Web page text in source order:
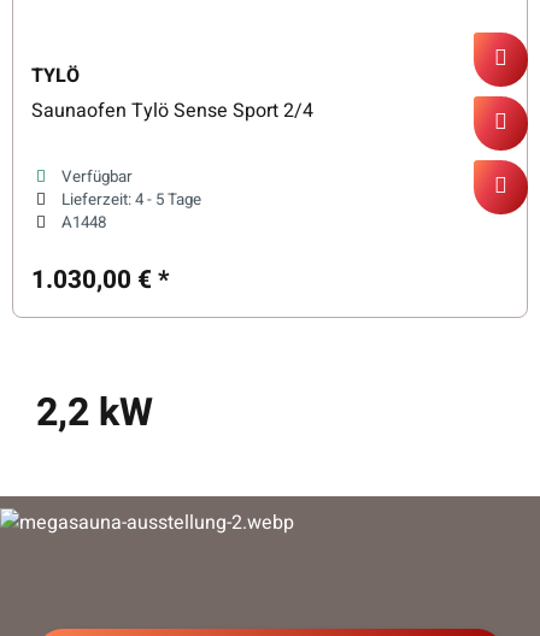
TYLÖ
Saunaofen Tylö Sense Sport 2/4
Verfügbar
Lieferzeit:4 - 5 Tage
A1448
1.030,00 €*
2,2 kW